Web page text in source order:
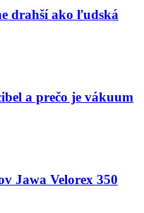
drahší ako ľudská
a prečo je vákuum
Jawa Velorex 350